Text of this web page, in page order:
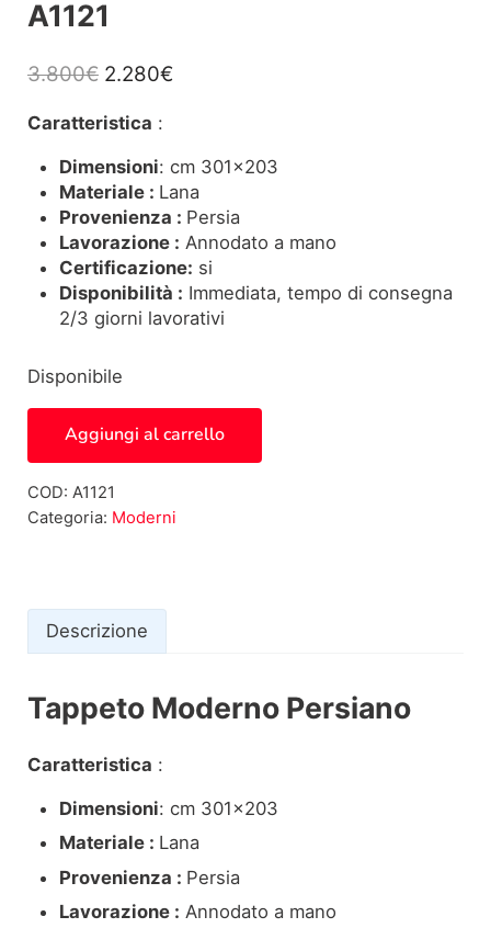
A1121
3.800€ Il prezzo originale era: 3.800€.
2.280€Il prezzo attuale è: 2.280€.
Caratteristica :
Dimensioni: cm 301×203
Materiale : Lana
Provenienza : Persia
Lavorazione : Annodato a mano
Certificazione: si
Disponibilità : Immediata, tempo di consegna
2/3 giorni lavorativi
Disponibile
Aggiungi al carrello
COD: A1121
Categoria: Moderni
Descrizione
Descrizione
Tappeto Moderno Persiano
Caratteristica :
Dimensioni: cm 301×203
Materiale : Lana
Provenienza : Persia
Lavorazione : Annodato a mano